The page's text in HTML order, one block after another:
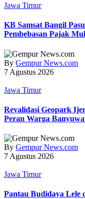
Jawa Timur
KB Samsat Bangil
Pembebasan Pajak
By Gempur News.com
7 Agustus 2026
Jawa Timur
Revalidasi Geopark
Peran Warga
By Gempur News.com
7 Agustus 2026
Jawa Timur
Pantau Budidaya Lele